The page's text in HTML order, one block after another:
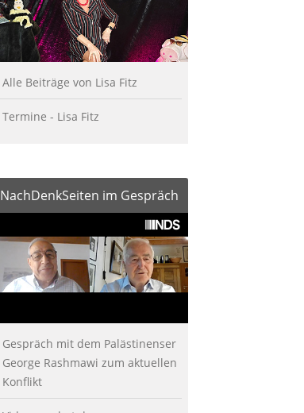
Alle Beiträge von Lisa Fitz
Termine - Lisa Fitz
NachDenkSeiten im Gespräch
Gespräch mit dem Palästinenser
George Rashmawi zum aktuellen
Konflikt